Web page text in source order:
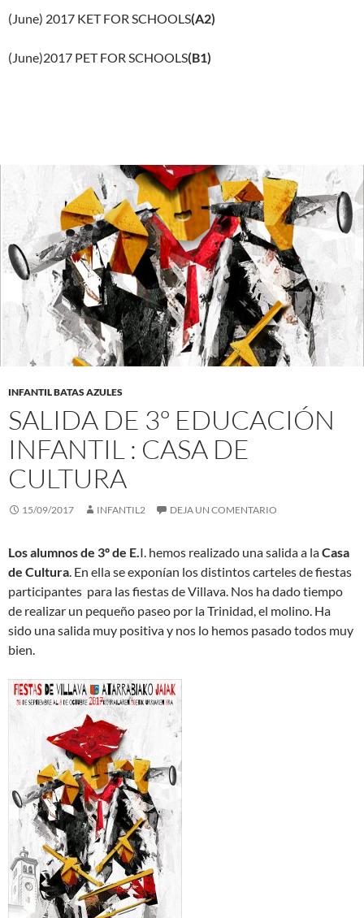
(June) 2017 KET FOR SCHOOLS(A2)
(June)2017 PET FOR SCHOOLS(B1)
INFANTIL BATAS AZULES
SALIDA DE 3º EDUCACIÓN
INFANTIL : CASA DE
CULTURA
15/09/2017 INFANTIL2 DEJA UN COMENTARIO
Los alumnos de 3º de E.I. hemos realizado una salida a laCasa
de Cultura. En ella se exponían los distintos carteles de fiestas
participantes para las fiestas de Villava. Nos ha dado tiempo
de realizar un pequeño paseo por la Trinidad, el molino. Ha
sido una salida muy positiva y nos lo hemos pasado todos muy
bien.